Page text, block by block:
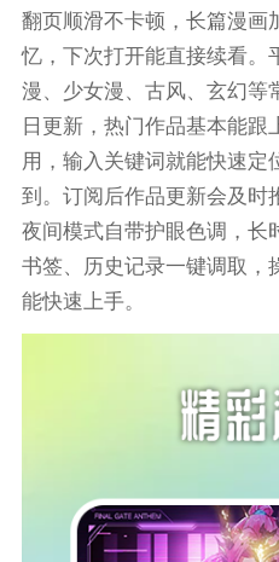
翻页顺滑不卡顿，长篇漫画
忆，下次打开能直接续看。
漫、少女漫、古风、玄幻等
日更新，热门作品基本能
用，输入关键词就能快速定
到。订阅后作品更新会及时
夜间模式自带护眼色调，长
书签、历史记录一键调取，
能快速上手。